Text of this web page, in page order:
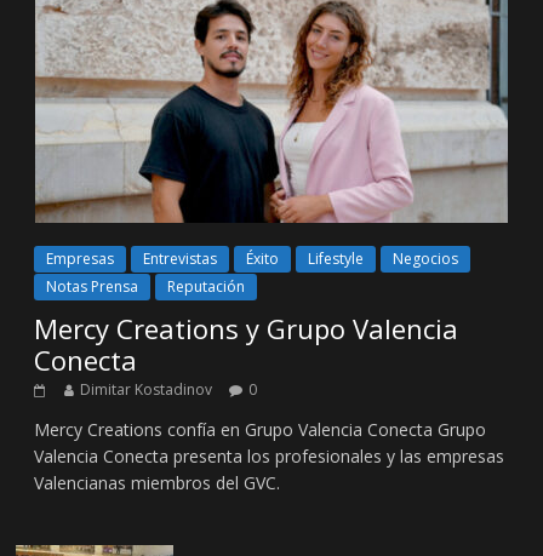
Empresas Entrevistas Éxito Lifestyle
Negocios
Notas Prensa
Reputación
Mercy Creations y Grupo Valencia
Conecta
Dimitar Kostadinov 0
Mercy Creations confía en Grupo Valencia Conecta Grupo
Valencia Conecta presenta los profesionales y las empresas
Valencianas miembros del GVC.